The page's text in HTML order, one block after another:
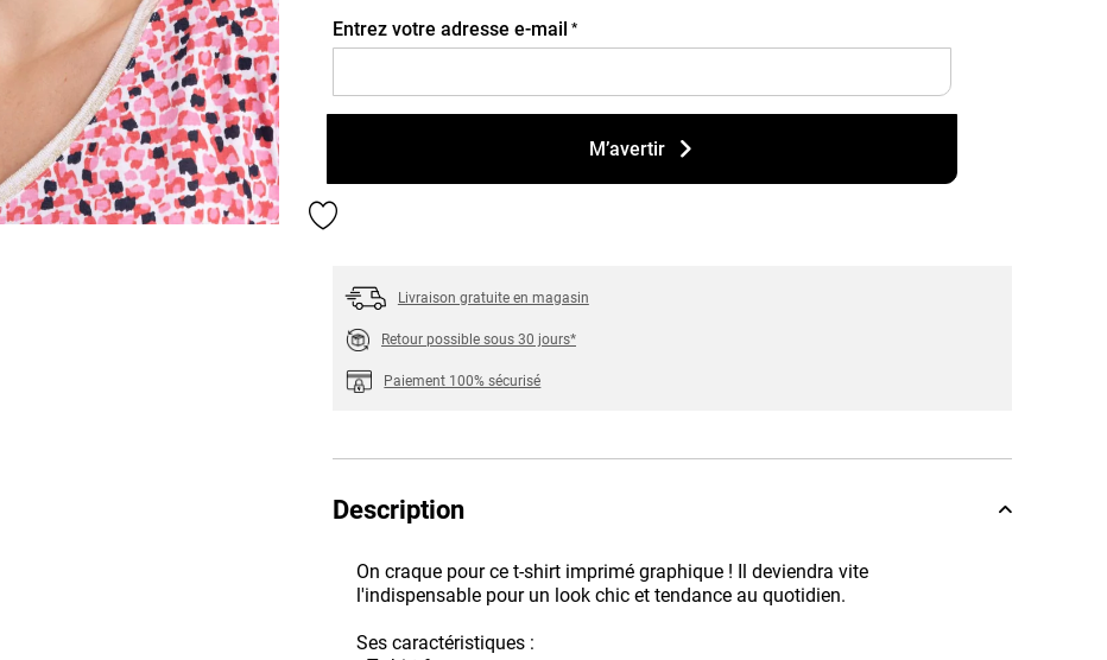
Entrez votre adresse e-mail *
M’avertir
Ajouter aux favoris
Livraison gratuite en magasin
Retour possible sous 30 jours*
Paiement 100% sécurisé
Description
On craque pour ce t-shirt imprimé graphique ! Il deviendra vite
l'indispensable pour un look chic et tendance au quotidien.
Ses caractéristiques :